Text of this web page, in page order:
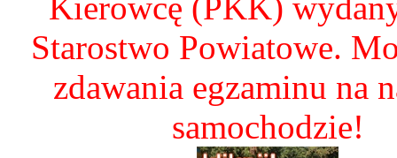
Starostwo Powiatowe.
zdawania egzaminu na
samochodzie!